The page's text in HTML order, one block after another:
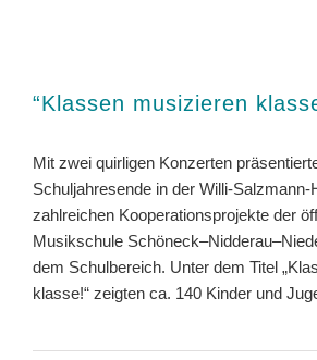
“Klassen musizieren
Mit zwei quirligen Konzerten
Schuljahresende in der Willi-Salzmann-
zahlreichen Kooperationsprojekte der
Musikschule
dem Schulbereich. Unter dem Titel
klasse!“ zeigten ca. 140 Kinder und